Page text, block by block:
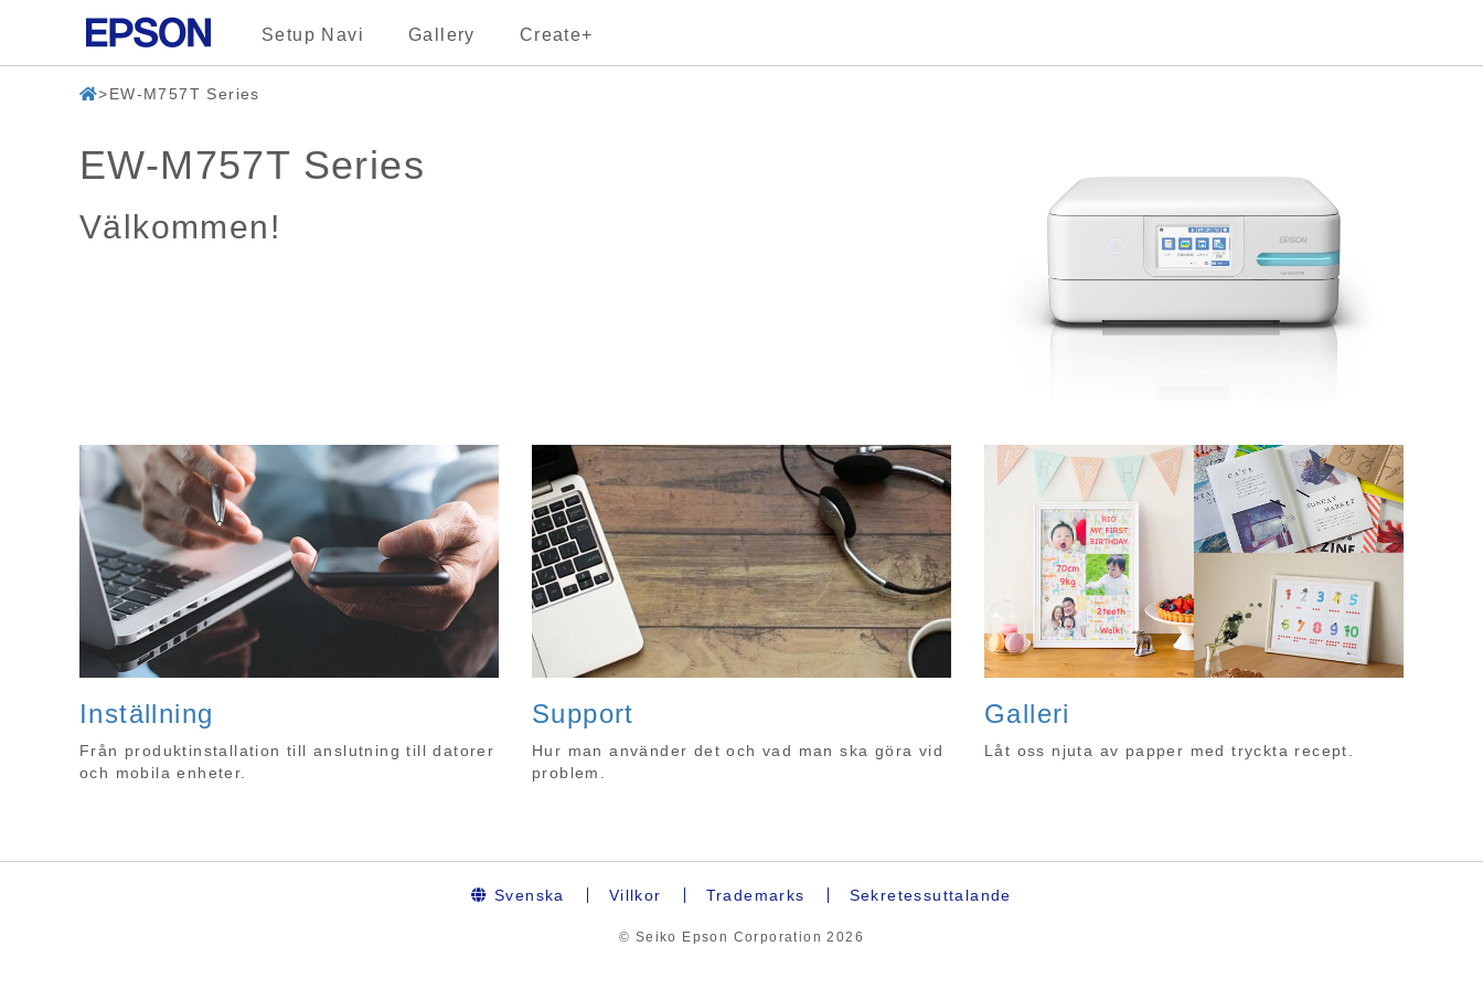
Setup Navi Gallery Create+
EW-M757T Series
EW-M757T Series
Välkommen!
Inställning
Från produktinstallation till anslutning till datorer
och mobila enheter.
Support
Hur man använder det och vad man ska göra vid
problem.
Galleri
Låt oss njuta av papper med tryckta recept.
Svenska Villkor Trademarks Sekretessuttalande
© Seiko Epson Corporation2026